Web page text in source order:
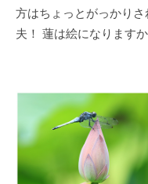
方はちょっとがっかり
夫！ 蓮は絵になります